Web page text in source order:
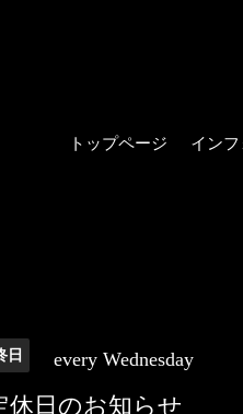
トップページ イン
日 every Wednesday
休日のお知らせ